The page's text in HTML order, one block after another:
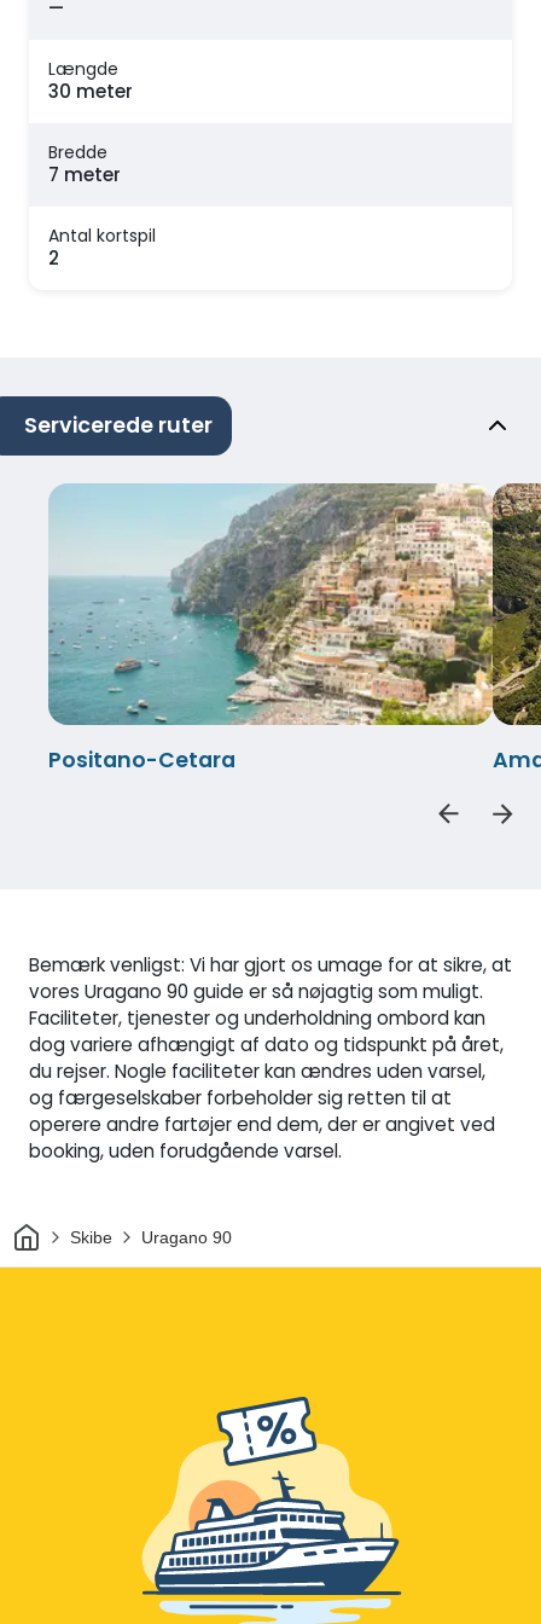
—
Længde
30 meter
Bredde
7 meter
Antal kortspil
2
Servicerede ruter
Positano-Cetara
Bemærk venligst: Vi har gjort os umage for at sikre, at
vores Uragano 90 guide er så nøjagtig som muligt.
Faciliteter, tjenester og underholdning ombord kan
dog variere afhængigt af dato og tidspunkt på året,
du rejser. Nogle faciliteter kan ændres uden varsel,
og færgeselskaber forbeholder sig retten til at
operere andre fartøjer end dem, der er angivet ved
booking, uden forudgående varsel.
HjemSkibe Uragano 90